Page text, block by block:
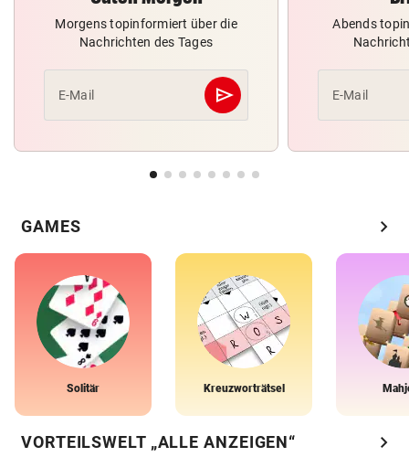
Morgens topinformiert über die
Nachrichten des Tages
E-Mail send
Abschicken
Abends
E-Mail
GAMES chevron_right
Solitär Kreuzworträtsel
VORTEILSWELT „ALLE ANZEIGEN“ chevron_right